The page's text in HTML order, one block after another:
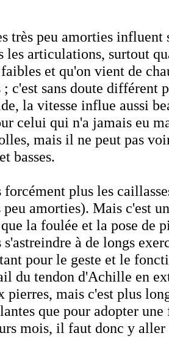
très peu amorties
les articulations, surtout
et qu'on vient de
; c'est sans doute différent
la vitesse influe aussi
celui qui n'a jamais eu
mais il ne peut pas
basses.
forcément plus les
peu amorties). Mais c'est
la foulée et la pose de
s'astreindre à de longs
pour le geste et le
du tendon d'Achille en
pierres, mais c'est plus
que pour adopter
mois, il faut donc y